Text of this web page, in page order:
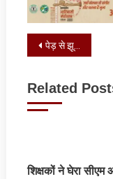
Post
पेड़ से झूलता मिला युवक का शव, जांच में जुटी पुलिस
Related
शिक्षकों ने घेरा सीएम